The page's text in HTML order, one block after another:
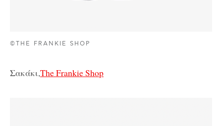
©THE FRANKIE SHOP
Σακάκι,The Frankie Shop